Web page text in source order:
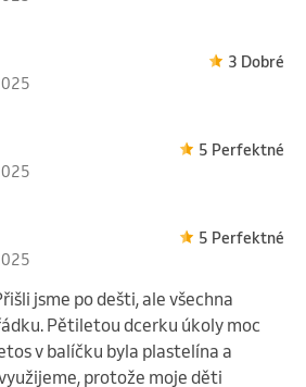
3 Dobré
5 Perfektné
5 Perfektné
jsme po dešti, ale všechna
Pětiletou dcerku úkoly moc
v balíčku byla plastelína a
protože moje děti